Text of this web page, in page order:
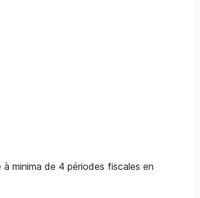
minima de 4 périodes fiscales en